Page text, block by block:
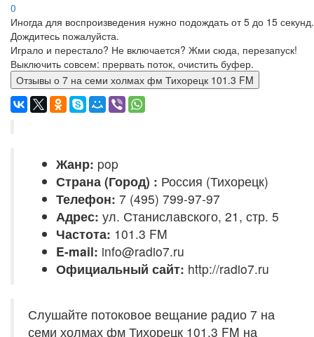
0
Иногда для воспроизведения нужно подождать от 5 до 15 секунд.
Дождитесь пожалуйста.
Играло и перестало? Не включается? Жми сюда, перезапуск!
Выключить совсем: прервать поток, очистить буфер.
Отзывы о 7 на семи холмах фм Тихорецк 101.3 FM
Жанр: pop
Страна (Город) : Россия (Тихорецк)
Телефон: 7 (495) 799-97-97
Адрес: ул. Станиславского, 21, стр. 5
Частота: 101.3 FM
E-mail: info@radio7.ru
Официальный сайт: http://radio7.ru
Слушайте потоковое вещание радио 7 на
семи холмах фм Тихорецк 101.3 FM на